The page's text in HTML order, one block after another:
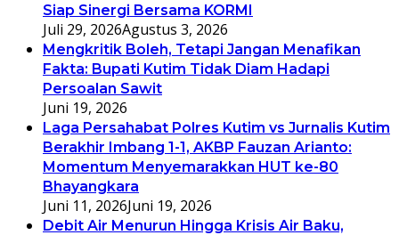
Siap Sinergi Bersama KORMI
Juli 29, 2026Agustus 3, 2026
Mengkritik Boleh, Tetapi Jangan Menafikan
Fakta: Bupati Kutim Tidak Diam Hadapi
Persoalan Sawit
Juni 19, 2026
Laga Persahabat Polres Kutim vs Jurnalis Kutim
Berakhir Imbang 1-1, AKBP Fauzan Arianto:
Momentum Menyemarakkan HUT ke-80
Bhayangkara
Juni 11, 2026Juni 19, 2026
Debit Air Menurun Hingga Krisis Air Baku,